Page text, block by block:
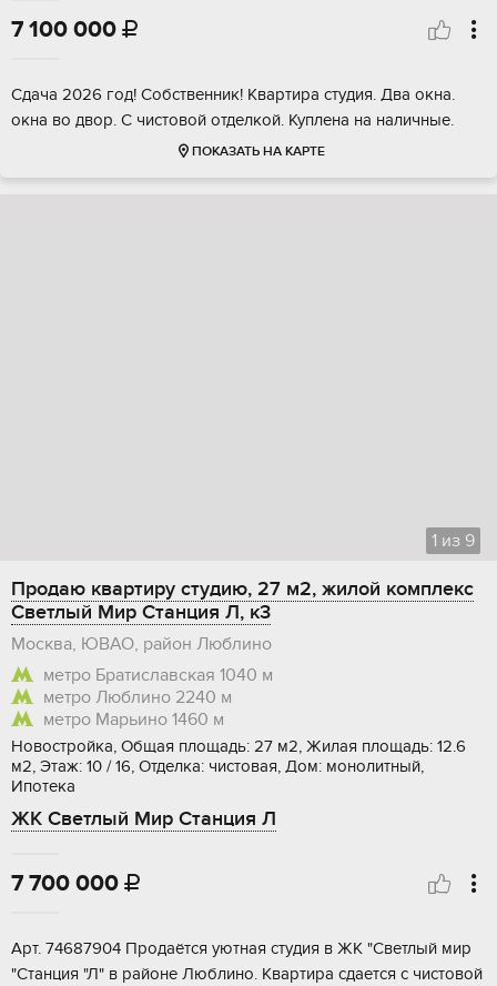
7 100 000 
Сдача 2026 год! Собственник! Квартира студия. Два окна.
окна во двор. С чистовой отделкой. Куплена на наличные.
ПОКАЗАТЬ НА КАРТЕ
1 из 9
Продаю квартиру студию, 27 м2, жилой комплекс
Светлый Мир Станция Л, к3
Москва, ЮВАО, район Люблино
метро Братиславская 1040 м
метро Люблино 2240 м
метро Марьино 1460 м
Новостройка, Общая площадь: 27 м2, Жилая площадь: 12.6
м2, Этаж: 10 / 16, Отделка: чистовая, Дом: монолитный,
Ипотека
ЖК Светлый Мир Станция Л
7 700 000 
Аpт. 74687904 Прoдаётся уютная cтудия в ЖК "Светлый мир
"Cтанция "Л" в pайоне Люблинo. Kвaртира cдaeтcя c чистовой